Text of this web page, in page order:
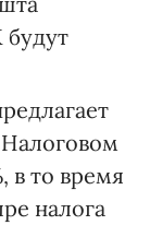
в то время
налога